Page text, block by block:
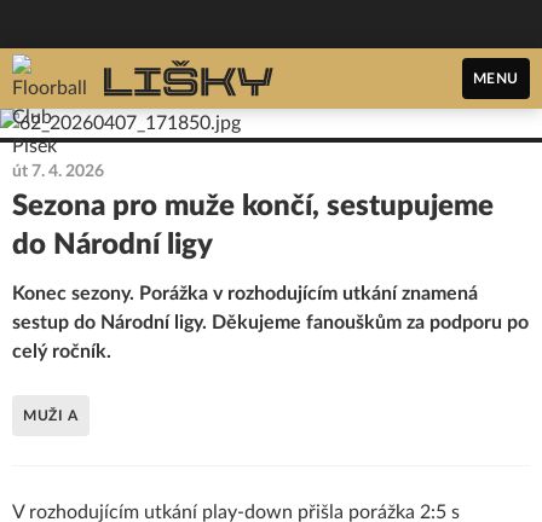
MENU
út 7. 4. 2026
Sezona pro muže končí, sestupujeme
do Národní ligy
Konec sezony. Porážka v rozhodujícím utkání znamená
sestup do Národní ligy. Děkujeme fanouškům za podporu po
celý ročník.
MUŽI A
V rozhodujícím utkání play-down přišla porážka 2:5 s